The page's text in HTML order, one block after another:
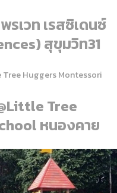
เวท เรสซิเดนซ์
สุขุมวิท31
Tree
หนองคาย